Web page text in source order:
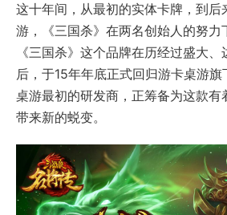
这十年间，从最初的实体卡牌，到后
游，《三国杀》在两名创始人的努力
《三国杀》这个品牌在历经过盛大
后，于15年年底正式回归游卡桌游旗
桌游最初的研发商，正筹备为这款有
带来新的蜕变。